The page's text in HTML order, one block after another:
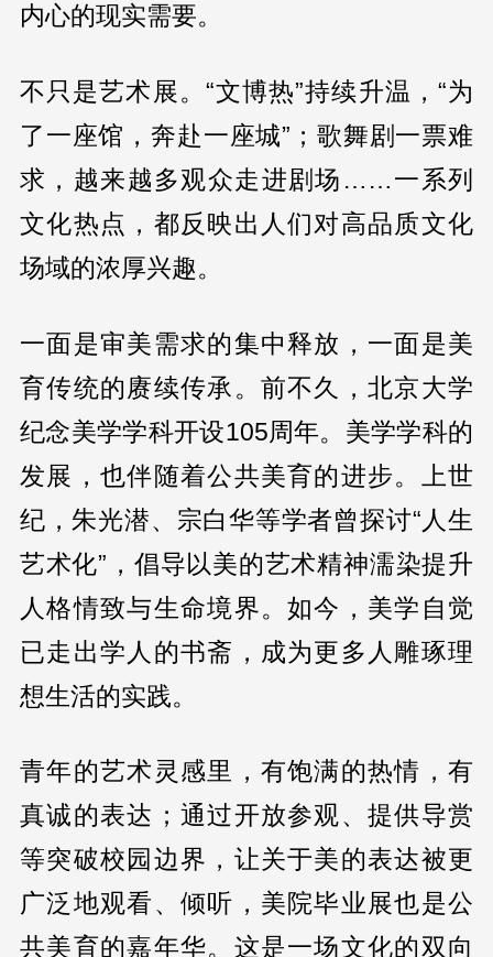
内心的现实需要。
不只是艺术展。“文博热”持续升温，“为
了一座馆，奔赴一座城”；歌舞剧一票难
求，越来越多观众走进剧场……一系列
文化热点，都反映出人们对高品质文化
场域的浓厚兴趣。
一面是审美需求的集中释放，一面是美
育传统的赓续传承。前不久，北京大学
纪念美学学科开设105周年。美学学科的
发展，也伴随着公共美育的进步。上世
纪，朱光潜、宗白华等学者曾探讨“人生
艺术化”，倡导以美的艺术精神濡染提升
人格情致与生命境界。如今，美学自觉
已走出学人的书斋，成为更多人雕琢理
想生活的实践。
青年的艺术灵感里，有饱满的热情，有
真诚的表达；通过开放参观、提供导赏
等突破校园边界，让关于美的表达被更
广泛地观看、倾听，美院毕业展也是公
共美育的嘉年华。这是一场文化的双向